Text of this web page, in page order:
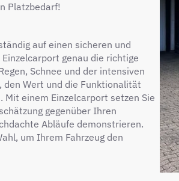
Platzbedarf!
auf einen sicheren und
genau die richtige
Schnee und der intensiven
den Wert und die Funktionalität
einem Einzelcarport setzen Sie
gegenüber Ihren
Abläufe demonstrieren.
um Ihrem Fahrzeug den